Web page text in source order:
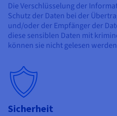
Die Verschlüsselung der
Schutz der Daten bei der
und/oder der Empfänger der
diese sensiblen Daten mit
können sie nicht gelesen
Sicherheit